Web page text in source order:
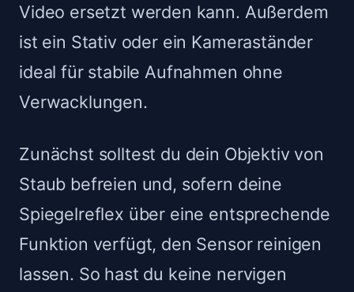
Video ersetzt werden kann. Außerdem
ist ein Stativ oder ein Kameraständer
ideal für stabile Aufnahmen ohne
Verwacklungen.
Zunächst solltest du dein Objektiv von
Staub befreien und, sofern deine
Spiegelreflex über eine entsprechende
Funktion verfügt, den Sensor reinigen
lassen. So hast du keine nervigen